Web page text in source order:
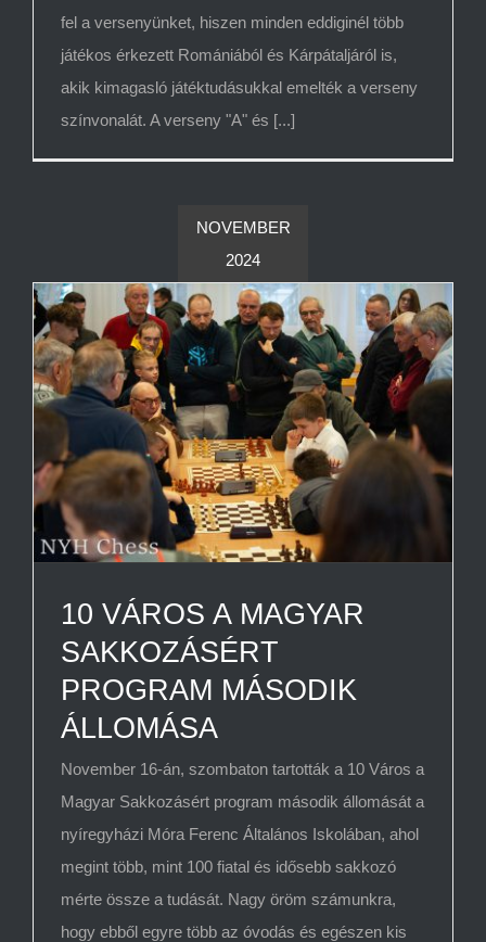
fel a versenyünket, hiszen minden eddiginél több
játékos érkezett Romániából és Kárpátaljáról is,
akik kimagasló játéktudásukkal emelték a verseny
színvonalát. A verseny "A" és [...]
NOVEMBER
2024
10 VÁROS A MAGYAR
SAKKOZÁSÉRT
PROGRAM MÁSODIK
ÁLLOMÁSA
November 16-án, szombaton tartották a 10 Város a
Magyar Sakkozásért program második állomását a
nyíregyházi Móra Ferenc Általános Iskolában, ahol
megint több, mint 100 fiatal és idősebb sakkozó
mérte össze a tudását. Nagy öröm számunkra,
hogy ebből egyre több az óvodás és egészen kis